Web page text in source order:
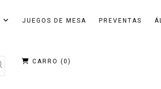
JUEGOS DE MESA PREVENTAS
CARRO (0 )